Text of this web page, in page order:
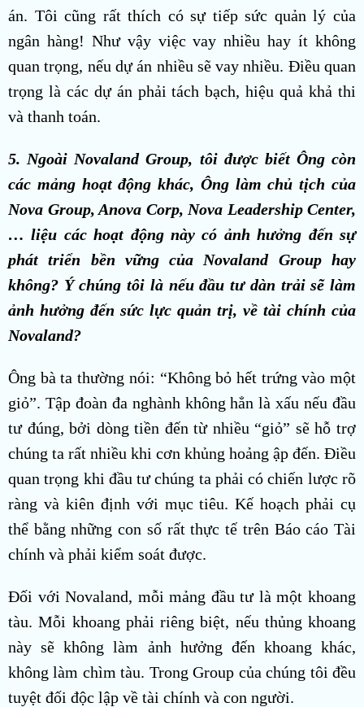
án. Tôi cũng rất thích có sự tiếp sức quản lý của
ngân hàng! Như vậy việc vay nhiều hay ít không
quan trọng, nếu dự án nhiều sẽ vay nhiều. Điều quan
trọng là các dự án phải tách bạch, hiệu quả khả thi
và thanh toán.
5. Ngoài Novaland Group, tôi được biết Ông còn
các mảng hoạt động khác, Ông làm chủ tịch của
Nova Group, Anova Corp, Nova Leadership Center,
… liệu các hoạt động này có ảnh hưởng đến sự
phát triển bền vững của Novaland Group hay
không? Ý chúng tôi là nếu đầu tư dàn trải sẽ làm
ảnh hưởng đến sức lực quản trị, về tài chính của
Novaland?
Ông bà ta thường nói: “Không bỏ hết trứng vào một
giỏ”. Tập đoàn đa nghành không hẳn là xấu nếu đầu
tư đúng, bởi dòng tiền đến từ nhiều “giỏ” sẽ hỗ trợ
chúng ta rất nhiều khi cơn khủng hoảng ập đến. Điều
quan trọng khi đầu tư chúng ta phải có chiến lược rõ
ràng và kiên định với mục tiêu. Kế hoạch phải cụ
thể bằng những con số rất thực tế trên Báo cáo Tài
chính và phải kiểm soát được.
Đối với Novaland, mỗi mảng đầu tư là một khoang
tàu. Mỗi khoang phải riêng biệt, nếu thủng khoang
này sẽ không làm ảnh hưởng đến khoang khác,
không làm chìm tàu. Trong Group của chúng tôi đều
tuyệt đối độc lập về tài chính và con người.